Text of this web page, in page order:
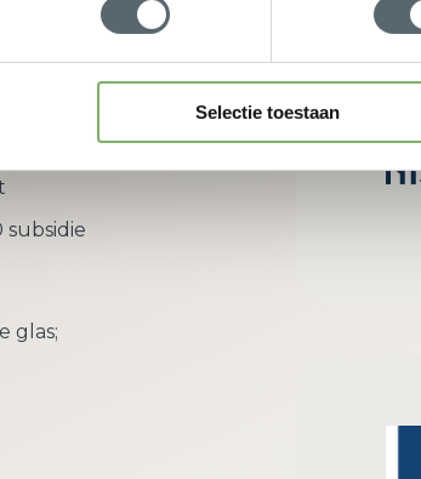
Selectie toestaan
richt zich
glas;